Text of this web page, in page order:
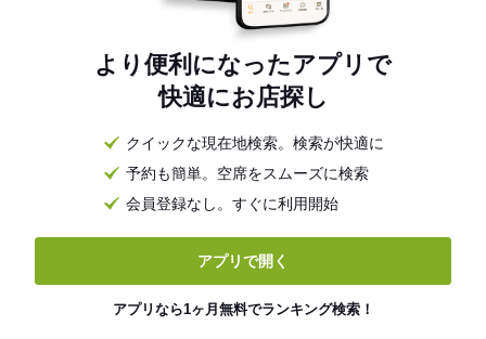
より便利になったアプリで
快適にお店探し
クイックな現在地検索。検索が快適に
予約も簡単。空席をスムーズに検索
会員登録なし。すぐに利用開始
アプリで開く
アプリなら1ヶ月無料でランキング検索！